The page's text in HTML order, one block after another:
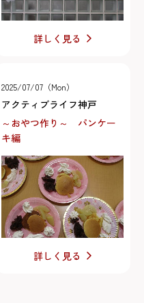
詳しく見る
2025/07/07（Mon）
アクティブライフ神戸
～おやつ作り～ パンケー
キ編
詳しく見る